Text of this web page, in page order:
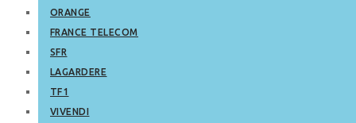
ORANGE
FRANCE TELECOM
SFR
LAGARDERE
TF1
VIVENDI